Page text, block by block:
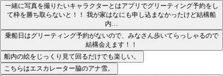
一緒に写真を撮りたいキャラクターとはアプリでグリーティング予約をし
て枠を勝ち取らないと！！ 我が家はなにも申し込まなかったけど結構船
内…
乗船日はグリーティング予約がないので、みなさん歩いてらっしゃるので
結構会えます！！
船内の絵をじっくり見て回るだけでも楽しい。
こちらはエスカレーター脇のアナ雪。